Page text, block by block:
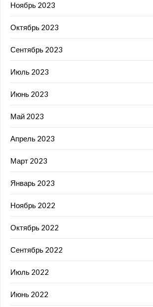
Ноябрь 2023
Октябрь 2023
Сентябрь 2023
Июль 2023
Июнь 2023
Май 2023
Апрель 2023
Март 2023
Январь 2023
Ноябрь 2022
Октябрь 2022
Сентябрь 2022
Июль 2022
Июнь 2022